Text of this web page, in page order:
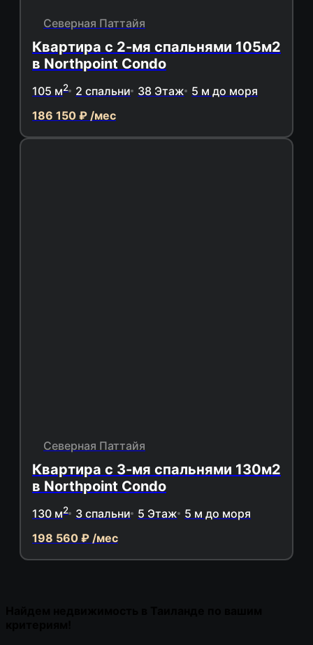
Северная Паттайя
Квартира с 2-мя спальнями 105м2
в Northpoint Condo
105 м2 2 спальни 38 Этаж 5 м до моря
186 150 ₽ /мес
Северная Паттайя
Квартира с 3-мя спальнями 130м2
в Northpoint Condo
130 м2 3 спальни 5 Этаж 5 м до моря
198 560 ₽ /мес